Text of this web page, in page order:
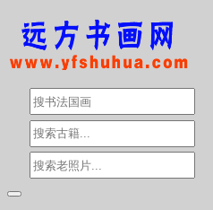
Skip
content
Expand